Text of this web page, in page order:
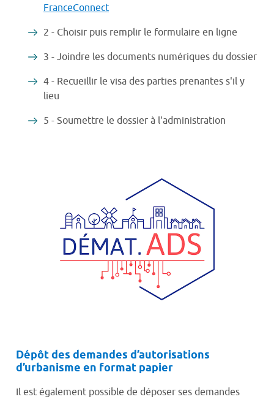
FranceConnect
2 - Choisir puis remplir le formulaire en ligne
3 - Joindre les documents numériques du dossier
4 - Recueillir le visa des parties prenantes s'il y
lieu
5 - Soumettre le dossier à l'administration
Dépôt des demandes d’autorisations
d’urbanisme en format papier
Il est également possible de déposer ses demandes